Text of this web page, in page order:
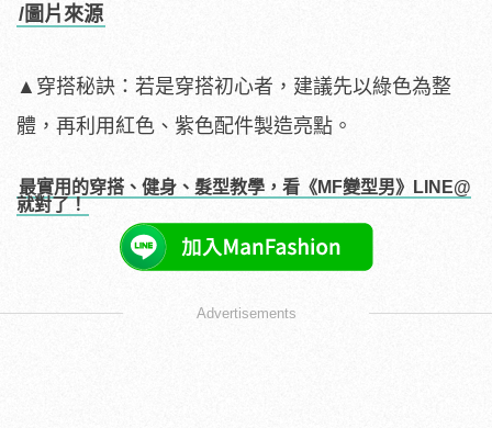
/圖片來源
▲穿搭秘訣：若是穿搭初心者，建議先以綠色為整
體，再利用紅色、紫色配件製造亮點。
最實用的穿搭、健身、髮型教學，看《MF變型男》LINE@
就對了！
Advertisements